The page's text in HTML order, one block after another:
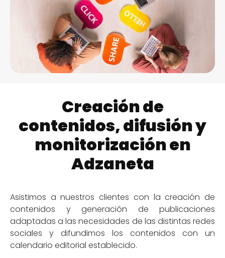
Creación de
contenidos, difusión y
monitorización en
Adzaneta
Asistimos a nuestros clientes con la creación de
contenidos y generación de publicaciones
adaptadas a las necesidades de las distintas redes
sociales y difundimos los contenidos con un
calendario editorial establecido.